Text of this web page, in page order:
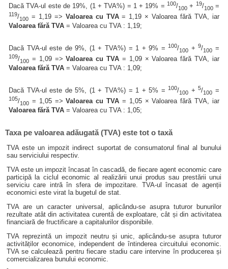
Dacă TVA-ul este de 19%, (1 + TVA%) = 1 + 19% = 100/100+ 19/100=
119/100 = 1,19 => Valoarea cu TVA= 1,19 × Valoarea fără TVA, iar
Valoarea fără TVA = Valoarea cu TVA : 1,19;
Dacă TVA-ul este de 9%, (1 + TVA%) = 1 + 9% =100/100 +9/100 =
109/100 = 1,09 =>Valoarea cu TVA = 1,09 × Valoarea fără TVA, iar
Valoarea fără TVA = Valoarea cu TVA : 1,09;
Dacă TVA-ul este de 5%, (1 + TVA%) = 1 + 5% =100/100 +5/100 =
105/100 = 1,05 =>Valoarea cu TVA = 1,05 × Valoarea fără TVA, iar
Valoarea fără TVA = Valoarea cu TVA : 1,05;
Taxa pe valoarea adăugată (TVA) este tot o taxă
TVA este un impozit indirect suportat de consumatorul final al bunului
sau serviciului respectiv.
TVA este un impozit încasat în cascadă, de fiecare agent economic care
participă la ciclul economic al realizării unui produs sau prestării unui
serviciu care intră în sfera de impozitare. TVA-ul încasat de agenții
economici este virat la bugetul de stat.
TVA are un caracter universal, aplicându-se asupra tuturor bunurilor
rezultate atât din activitatea curentă de exploatare, cât și din activitatea
financiară de fructificare a capitalurilor disponibile.
TVA reprezintă un impozit neutru și unic, aplicându-se asupra tuturor
activităților economice, independent de întinderea circuitului economic.
TVA se calculează pentru fiecare stadiu care intervine în producerea și
comercializarea bunului economic.